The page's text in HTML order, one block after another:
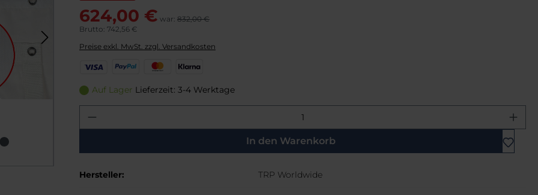
624,00 € war: 832,00 €
Brutto: 742,56 €
Preise exkl. MwSt. zzgl. Versandkosten
s
P
y
l
s
r
a
K
a
a
Auf Lager Lieferzeit: 3-4 Werktage
Produkt Anzahl: Gib den gewünschten Wert ein oder
In den Warenkorb
Hersteller: TRP Worldwide